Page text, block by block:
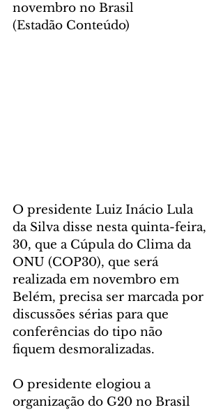
novembro no Brasil
(Estadão Conteúdo)
O presidente Luiz Inácio Lula
da Silva disse nesta quinta-feira,
30, que a Cúpula do Clima da
ONU (COP30), que será
realizada em novembro em
Belém, precisa ser marcada por
discussões sérias para que
conferências do tipo não
fiquem desmoralizadas.
O presidente elogiou a
organização do G20 no Brasil